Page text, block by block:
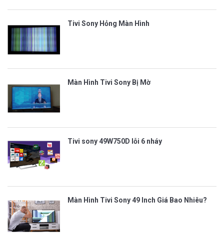
Tivi Sony Hỏng Màn Hình
Màn Hình Tivi Sony Bị Mờ
Tivi sony 49W750D lỗi 6 nháy
Màn Hình Tivi Sony 49 Inch Giá Bao Nhiêu?